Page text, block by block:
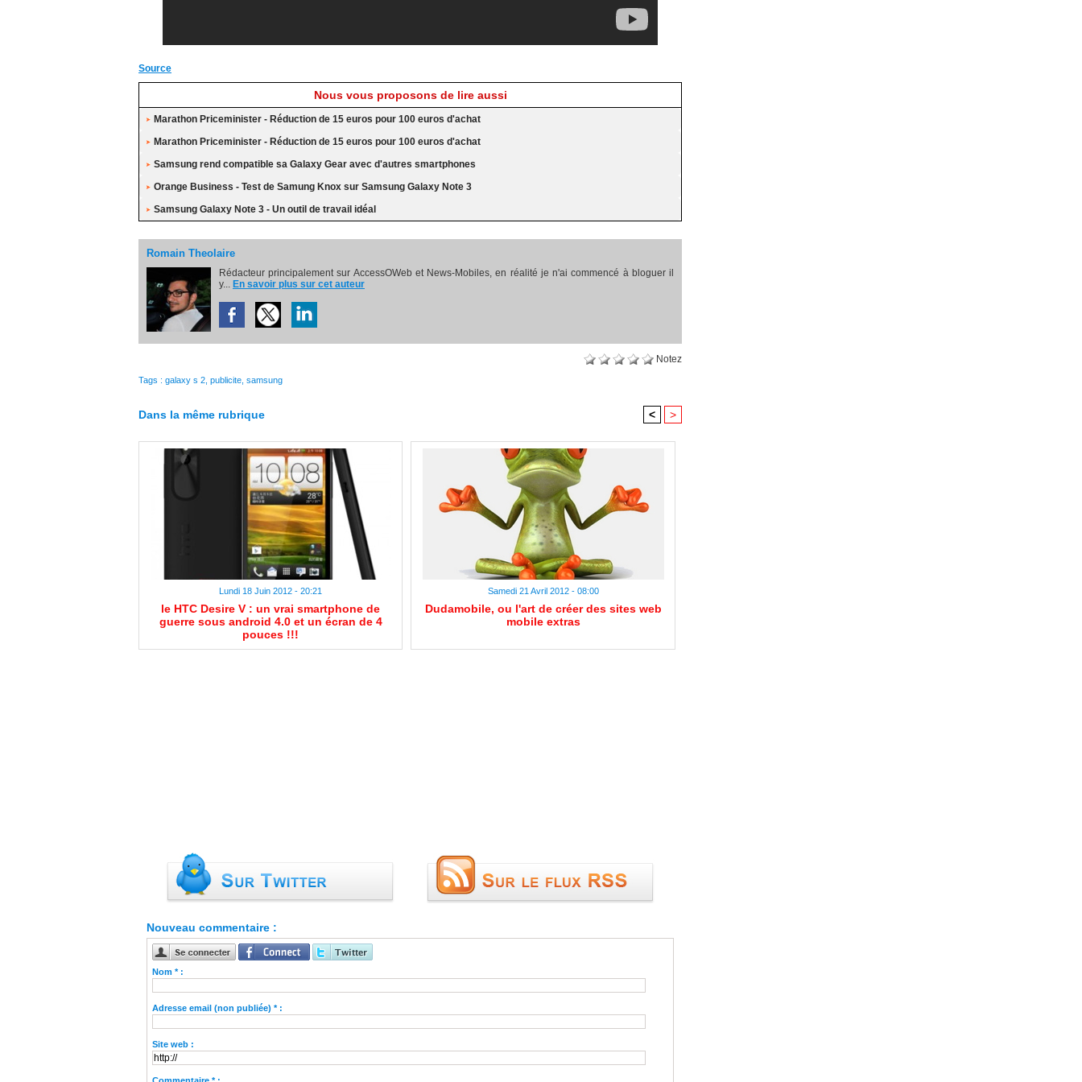
Source
Nous vous proposons de lire aussi
Marathon Priceminister - Réduction de 15 euros pour 100 euros d'achat
Marathon Priceminister - Réduction de 15 euros pour 100 euros d'achat
Samsung rend compatible sa Galaxy Gear avec d'autres smartphones
Orange Business - Test de Samung Knox sur Samsung Galaxy Note 3
Samsung Galaxy Note 3 - Un outil de travail idéal
Romain Theolaire
Rédacteur principalement sur AccessOWeb et News-Mobiles, en réalité je n'ai commencé à bloguer il
y... En savoir plus sur cet auteur
Notez
Tags : galaxy s 2 publicite samsung
Dans la même rubrique < >
Lundi 18 Juin 2012 - 20:21
le HTC Desire V : un vrai smartphone de
guerre sous android 4.0 et un écran de 4
pouces !!!
Samedi 21 Avril 2012 - 08:00
Dudamobile, ou l'art de créer des sites web
mobile extras
Nouveau commentaire :
Nom * :
Adresse email (non publiée) * :
Site web :